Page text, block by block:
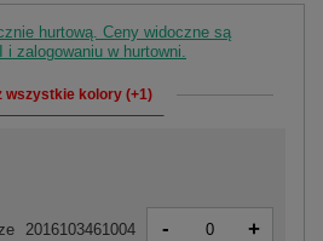
hurtową. Ceny widoczne są
zalogowaniu w hurtowni.
wszystkie kolory (+1)
2016103461004 - +